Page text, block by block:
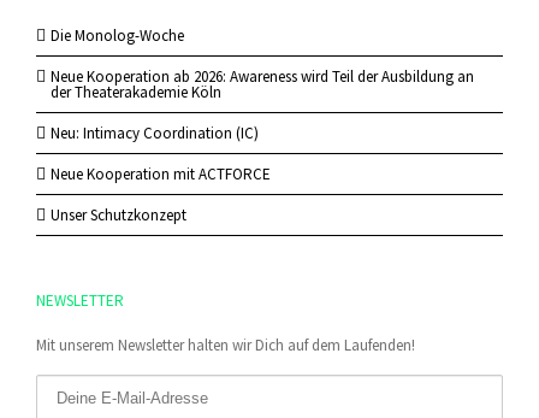
Die Monolog-Woche
Neue Kooperation ab 2026: Awareness wird Teil der Ausbildung an
der Theaterakademie Köln
Neu: Intimacy Coordination (IC)
Neue Kooperation mit ACTFORCE
Unser Schutzkonzept
NEWSLETTER
Mit unserem Newsletter halten wir Dich auf dem Laufenden!